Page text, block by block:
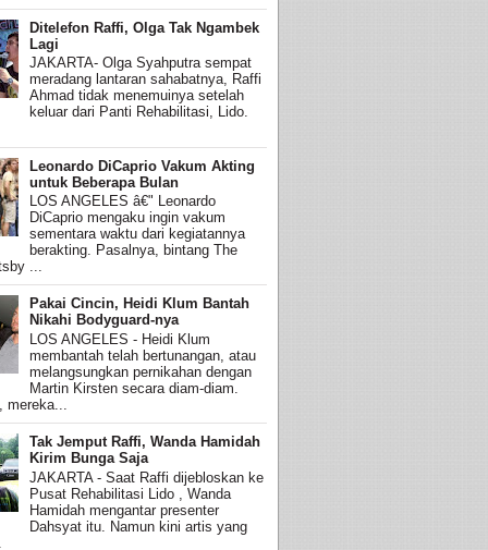
Ditelefon Raffi, Olga Tak Ngambek
Lagi
JAKARTA- Olga Syahputra sempat
meradang lantaran sahabatnya, Raffi
Ahmad tidak menemuinya setelah
keluar dari Panti Rehabilitasi, Lido.
Leonardo DiCaprio Vakum Akting
untuk Beberapa Bulan
LOS ANGELES â€" Leonardo
DiCaprio mengaku ingin vakum
sementara waktu dari kegiatannya
berakting. Pasalnya, bintang The
...
Pakai Cincin, Heidi Klum Bantah
Nikahi Bodyguard-nya
LOS ANGELES - Heidi Klum
membantah telah bertunangan, atau
melangsungkan pernikahan dengan
Martin Kirsten secara diam-diam.
mereka...
Tak Jemput Raffi, Wanda Hamidah
Kirim Bunga Saja
JAKARTA - Saat Raffi dijebloskan ke
Pusat Rehabilitasi Lido , Wanda
Hamidah mengantar presenter
Dahsyat itu. Namun kini artis yang